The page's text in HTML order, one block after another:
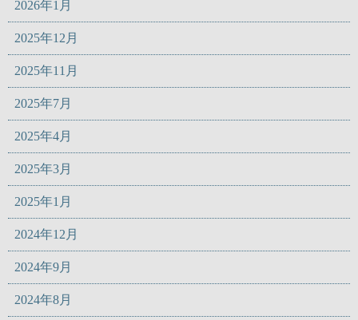
2026年1月
2025年12月
2025年11月
2025年7月
2025年4月
2025年3月
2025年1月
2024年12月
2024年9月
2024年8月